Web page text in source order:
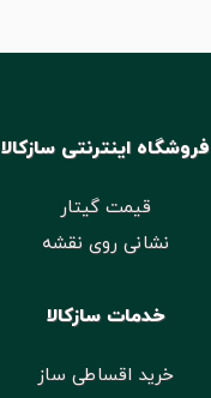
فروشگاه اینترنتی سازکالا
قیمت گیتار
نشانی روی نقشه
خدمات سازکالا
خرید اقساطی ساز